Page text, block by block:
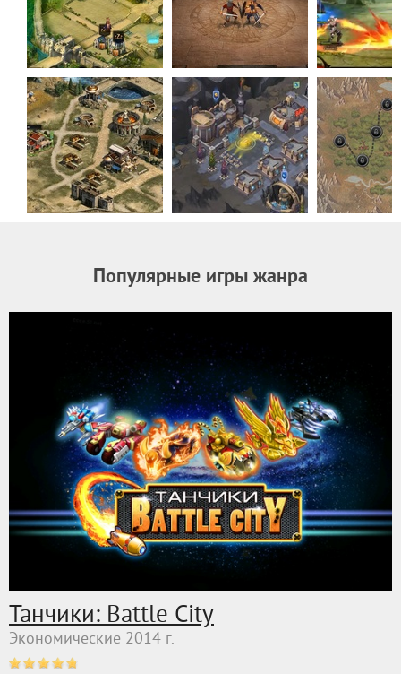
Популярные игры жанра
Танчики: Battle City
Экономические 2014 г.